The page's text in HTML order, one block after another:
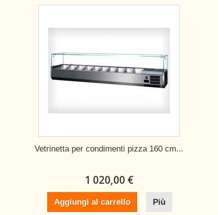
Vetrinetta per condimenti pizza 160 cm...
1 020,00 €
Aggiungi al carrello Più